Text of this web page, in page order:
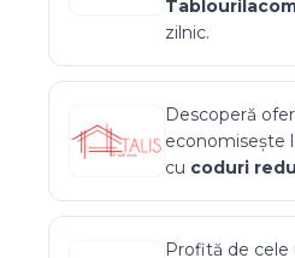
zilnic.
Descoperă
economisește
cu coduri
Profită de